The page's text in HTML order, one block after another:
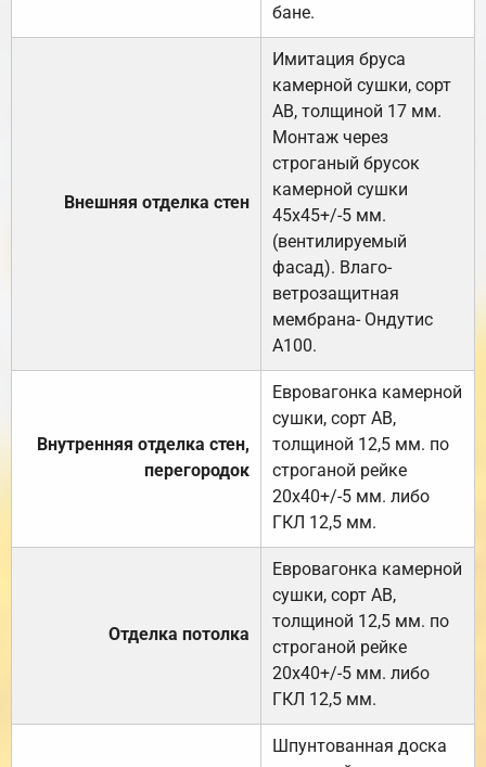
бане.
Внешняя отделка стен
Имитация бруса
камерной сушки, сорт
АВ, толщиной 17 мм.
Монтаж через
строганый брусок
камерной сушки
45х45+/-5 мм.
(вентилируемый
фасад). Влаго-
ветрозащитная
мембрана- Ондутис
А100.
Внутренняя отделка стен,
перегородок
Евровагонка камерной
сушки, сорт АВ,
толщиной 12,5 мм. по
строганой рейке
20х40+/-5 мм. либо
ГКЛ 12,5 мм.
Отделка потолка
Евровагонка камерной
сушки, сорт АВ,
толщиной 12,5 мм. по
строганой рейке
20х40+/-5 мм. либо
ГКЛ 12,5 мм.
Шпунтованная доска